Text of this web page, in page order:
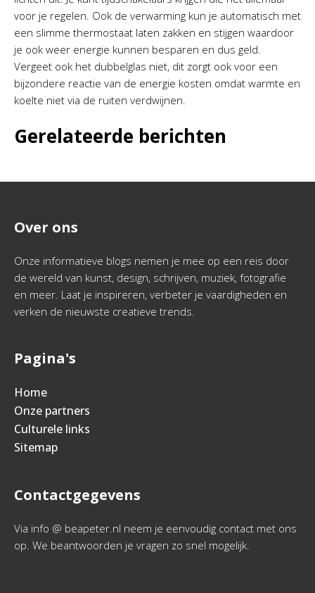
voor je regelen. Ook de verwarming kun je automatisch met
een slimme thermostaat laten zakken en stijgen waardoor
je ook weer energie kunnen besparen en dus geld.
Vergeet ook het dubbelglas niet, dit zorgt ook voor een
bijzondere reactie van de energie kosten omdat warmte en
koelte niet via de ruiten verdwijnen.
Gerelateerde berichten
Over ons
Onze informatieve blogs nemen je mee op een reis door
de wereld van kunst, design, schrijven, muziek, fotografie
en meer. Laat je inspireren, verbeter je vaardigheden en
verken de nieuwste creatieve trends.
Pagina's
Home
Onze partners
Culturele links
Sitemap
Contactgegevens
Via info @ beapeter.nl neem je eenvoudig contact met ons
op. We beantwoorden je vragen zo snel mogelijk.